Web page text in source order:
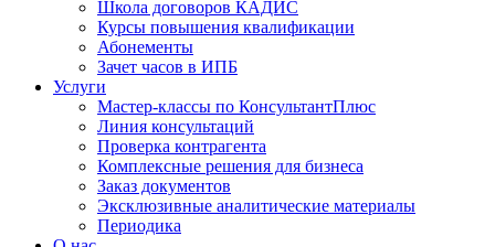
Школа договоров КАДИС
Курсы повышения квалификации
Абонементы
Зачет часов в ИПБ
Услуги
Мастер-классы по КонсультантПлюс
Линия консультаций
Проверка контрагента
Комплексные решения для бизнеса
Заказ документов
Эксклюзивные аналитические материалы
Периодика